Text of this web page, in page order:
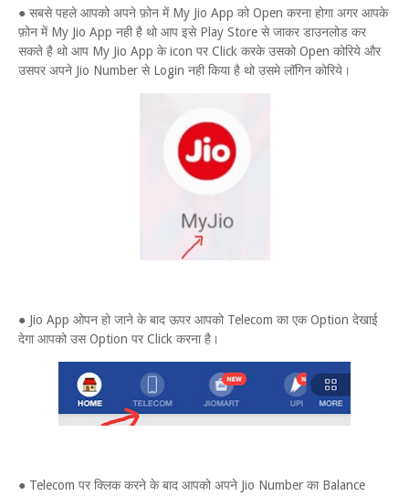
● सबसे पहले आपको अपने फ़ोन में My Jio App को Open करना होगा अगर आपके
फ़ोन में My Jio App नही है थो आप इसे Play Store से जाकर डाउनलोड कर
सकते है थो आप My Jio App के icon पर Click करके उसको Open कोरिये और
उसपर अपने Jio Number से Login नही किया है थो उसमे लॉगिन कोरिये।
● Jio App ओपन हो जाने के बाद ऊपर आपको Telecom का एक Option देखाई
देगा आपको उस Option पर Click करना है।
● Telecom पर क्लिक करने के बाद आपको अपने Jio Number का Balance